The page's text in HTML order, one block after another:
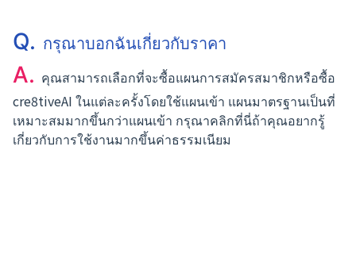
Q. กรุณาบอกฉันเกี่ยวกับราคา
A. คุณสามารถเลือกที่จะซื้อแผนการสมัครสมาชิกหรือซื้อ
cre8tiveAI ในแต่ละครั้งโดยใช้แผนเข้า แผนมาตรฐานเป็นที่
เหมาะสมมากขึ้นกว่าแผนเข้า กรุณาคลิกที่นี่ถ้าคุณอยากรู้
เกี่ยวกับการใช้งานมากขึ้นค่าธรรมเนียม